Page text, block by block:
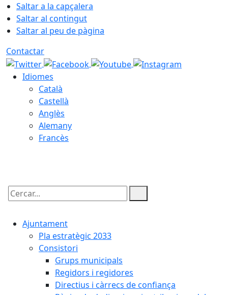
Saltar a la capçalera
Saltar al contingut
Saltar al peu de pàgina
Contactar
Idiomes
Català
Castellà
Anglès
Alemany
Francès
Cercar:
Ajuntament
Pla estratègic 2033
Consistori
Grups municipals
Regidors i regidores
Directius i càrrecs de confiança